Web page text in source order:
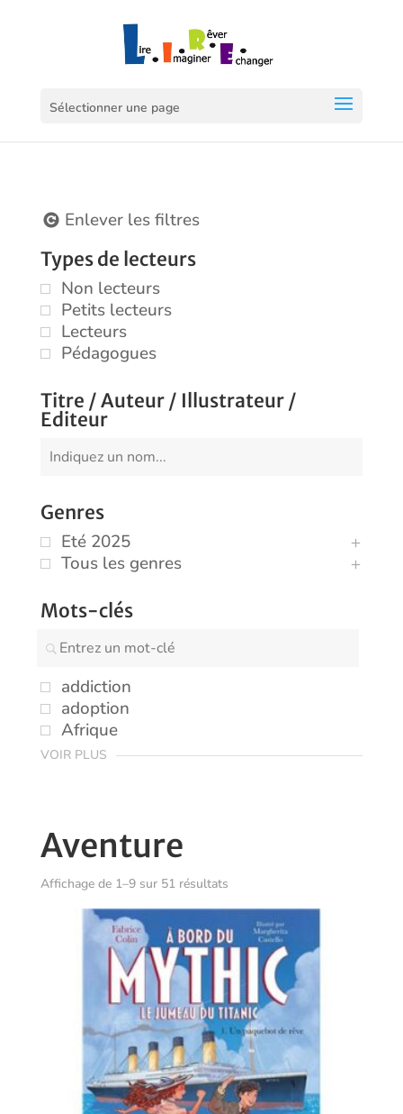
Sélectionner une page
Aventure
Affichage de 1–9 sur 51 résultatsTrié
du
plus
au
plus
ancien
Enlever les filtres
Types de lecteurs
Non lecteurs
Petits lecteurs
Lecteurs
Pédagogues
Titre / Auteur / Illustrateur /
Editeur
Genres
Eté 2025
Tous les genres
Mots-clés
addiction
adoption
Afrique
VOIR PLUS